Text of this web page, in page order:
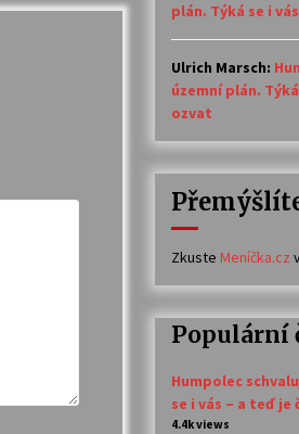
plán. Týká se i
Ulrich Marsch:
územní plán.
ozvat
Zkuste Meníčka.cz
Populární
Humpolec
se i vás – a teď je
4.4k views